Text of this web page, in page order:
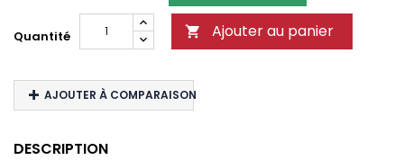
Quantité  Ajouter au panier
AJOUTER À COMPARAISON
DESCRIPTION